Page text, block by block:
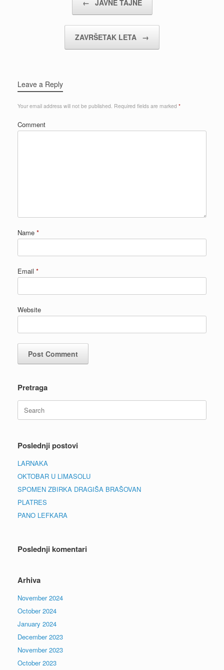
← JAVNE TAJNE
ZAVRŠETAK LETA →
Leave a Reply
Your email address will not be published. Required fields are marked *
Comment
Name *
Email *
Website
Pretraga
for:
Poslednji postovi
LARNAKA
OKTOBAR U LIMASOLU
SPOMEN ZBIRKA DRAGIŠA BRAŠOVAN
PLATRES
PANO LEFKARA
Poslednji komentari
Arhiva
November 2024
October 2024
January 2024
December 2023
November 2023
October 2023